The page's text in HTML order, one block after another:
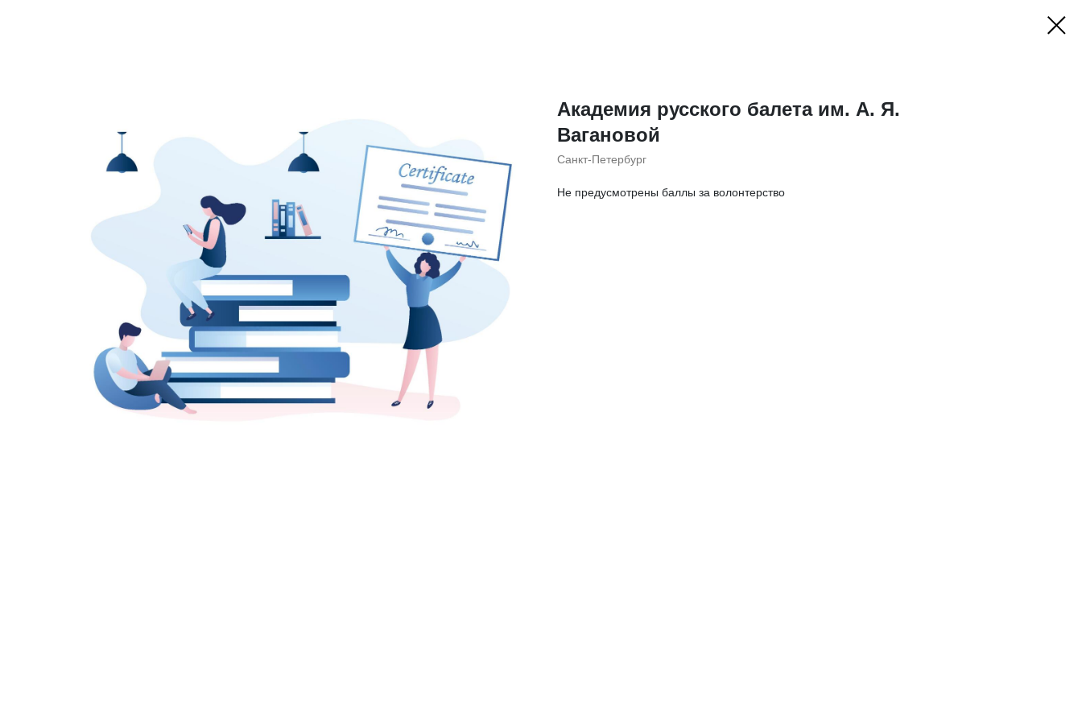
Академия русского балета им. А. Я.
Вагановой
Санкт-Петербург
Не предусмотрены баллы за волонтерство